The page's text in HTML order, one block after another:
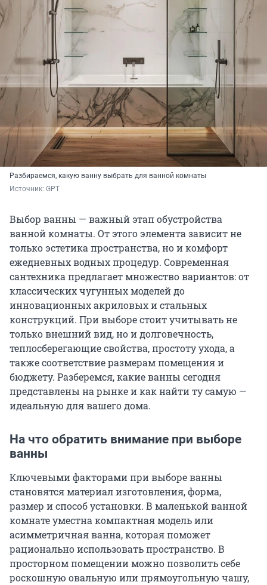
Разбираемся, какую ванну выбрать для ванной комнаты
Источник: GPT
Выбор ванны — важный этап обустройства
ванной комнаты. От этого элемента зависит не
только эстетика пространства, но и комфорт
ежедневных водных процедур. Современная
сантехника предлагает множество вариантов: от
классических чугунных моделей до
инновационных акриловых и стальных
конструкций. При выборе стоит учитывать не
только внешний вид, но и долговечность,
теплосберегающие свойства, простоту ухода, а
также соответствие размерам помещения и
бюджету. Разберемся, какие ванны сегодня
представлены на рынке и как найти ту самую —
идеальную для вашего дома.
На что обратить внимание при выборе
ванны
Ключевыми факторами при выборе ванны
становятся материал изготовления, форма,
размер и способ установки. В маленькой ванной
комнате уместна компактная модель или
асимметричная ванна, которая поможет
рационально использовать пространство. В
просторном помещении можно позволить себе
роскошную овальную или прямоугольную чашу,